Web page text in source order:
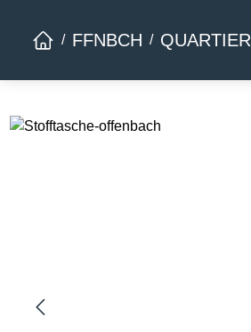
FFNBCH QUARTIER
Bildergalerie überspringen